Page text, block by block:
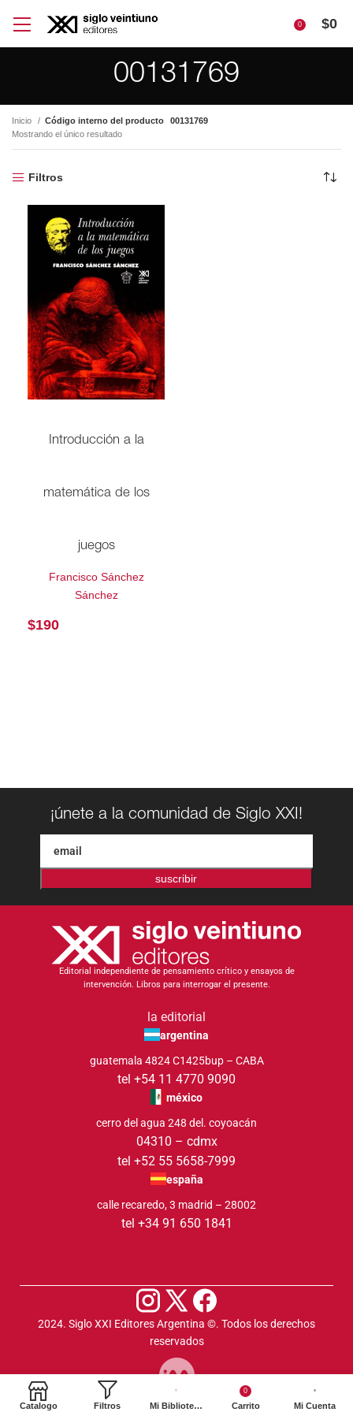
0 $0
00131769
Inicio Código interno del producto
00131769
Mostrando el único resultado
Filtros
Introducción a la
matemática de los
juegos
Francisco Sánchez
Sánchez
$190
¡únete a la comunidad de Siglo XXI!
suscribir
Editorial independiente de pensamiento crítico y ensayos de
intervención. Libros para interrogar el presente.
la editorial
argentina
guatemala 4824 C1425bup – CABA
tel +54 11 4770 9090
méxico
cerro del agua 248 del. coyoacán
04310 – cdmx
tel +52 55 5658-7999
españa
calle recaredo, 3 madrid – 28002
tel +34 91 650 1841
2024. Siglo XXI Editores Argentina ©️. Todos los derechos
reservados
Catalogo Filtros Mi Biblioteca
0
Carrito Mi Cuenta